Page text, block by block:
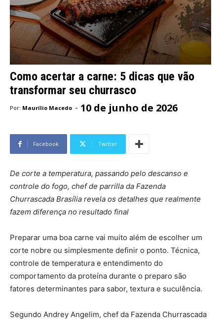
Como acertar a carne: 5 dicas que vão
transformar seu churrasco
Por: Maurílio Macedo - 10 de junho de 2026
Facebook Twitter
De corte a temperatura, passando pelo descanso e
controle do fogo, chef de parrilla da Fazenda
Churrascada Brasília revela os detalhes que realmente
fazem diferença no resultado final
Preparar uma boa carne vai muito além de escolher um
corte nobre ou simplesmente definir o ponto. Técnica,
controle de temperatura e entendimento do
comportamento da proteína durante o preparo são
fatores determinantes para sabor, textura e suculência.
Segundo Andrey Angelim, chef da Fazenda Churrascada